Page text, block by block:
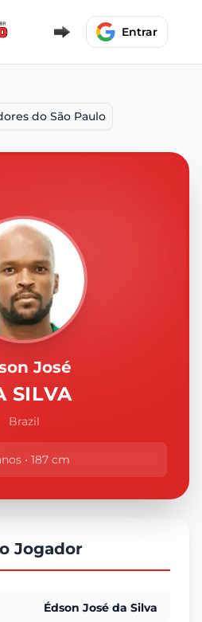
Entrar
do São Paulo
José
SILVA
Brazil
• 187 cm
Jogador
Édson José da Silva